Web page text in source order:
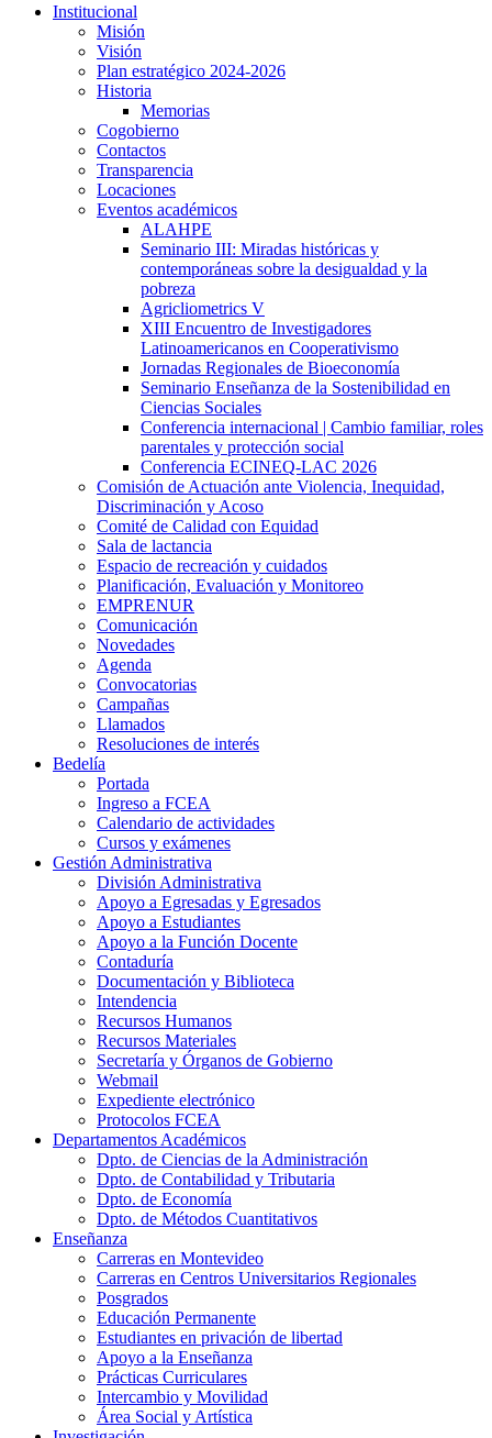
Institucional
Misión
Visión
Plan estratégico 2024-2026
Historia
Memorias
Cogobierno
Contactos
Transparencia
Locaciones
Eventos académicos
ALAHPE
Seminario III: Miradas históricas y
contemporáneas sobre la desigualdad y la
pobreza
Agricliometrics V
XIII Encuentro de Investigadores
Latinoamericanos en Cooperativismo
Jornadas Regionales de Bioeconomía
Seminario Enseñanza de la Sostenibilidad en
Ciencias Sociales
Conferencia internacional | Cambio familiar, roles
parentales y protección social
Conferencia ECINEQ-LAC 2026
Comisión de Actuación ante Violencia, Inequidad,
Discriminación y Acoso
Comité de Calidad con Equidad
Sala de lactancia
Espacio de recreación y cuidados
Planificación, Evaluación y Monitoreo
EMPRENUR
Comunicación
Novedades
Agenda
Convocatorias
Campañas
Llamados
Resoluciones de interés
Bedelía
Portada
Ingreso a FCEA
Calendario de actividades
Cursos y exámenes
Gestión Administrativa
División Administrativa
Apoyo a Egresadas y Egresados
Apoyo a Estudiantes
Apoyo a la Función Docente
Contaduría
Documentación y Biblioteca
Intendencia
Recursos Humanos
Recursos Materiales
Secretaría y Órganos de Gobierno
Webmail
Expediente electrónico
Protocolos FCEA
Departamentos Académicos
Dpto. de Ciencias de la Administración
Dpto. de Contabilidad y Tributaria
Dpto. de Economía
Dpto. de Métodos Cuantitativos
Enseñanza
Carreras en Montevideo
Carreras en Centros Universitarios Regionales
Posgrados
Educación Permanente
Estudiantes en privación de libertad
Apoyo a la Enseñanza
Prácticas Curriculares
Intercambio y Movilidad
Área Social y Artística